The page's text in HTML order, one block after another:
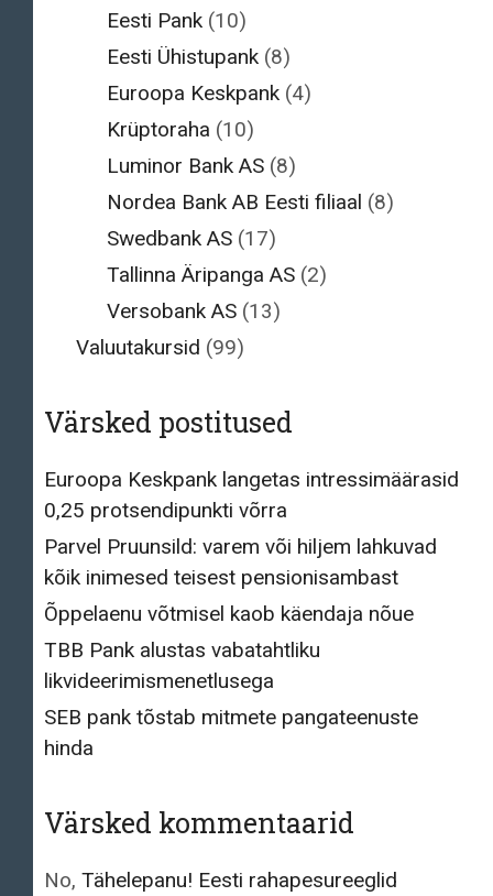
Eesti Pank (10)
Eesti Ühistupank (8)
Euroopa Keskpank (4)
Krüptoraha (10)
Luminor Bank AS (8)
Nordea Bank AB Eesti filiaal (8)
Swedbank AS (17)
Tallinna Äripanga AS (2)
Versobank AS (13)
Valuutakursid (99)
Värsked postitused
Euroopa Keskpank langetas intressimäärasid
0,25 protsendipunkti võrra
Parvel Pruunsild: varem või hiljem lahkuvad
kõik inimesed teisest pensionisambast
Õppelaenu võtmisel kaob käendaja nõue
TBB Pank alustas vabatahtliku
likvideerimismenetlusega
SEB pank tõstab mitmete pangateenuste
hinda
Värsked kommentaarid
No, Tähelepanu! Eesti rahapesureeglid